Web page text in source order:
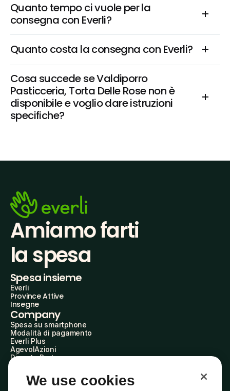
Quanto tempo ci vuole per la
consegna con Everli?
Quanto costa la consegna con Everli?
Cosa succede se Valdiporro
Pasticceria, Torta Delle Rose non è
disponibile e voglio dare istruzioni
specifiche?
Amiamo farti
la spesa
Spesa insieme
Everli
Province Attive
Insegne
Company
Spesa su smartphone
Modalità di pagamento
Everli Plus
AgevolAzioni
Diventa Partner
Everli Shoppers
About Us
We use cookies